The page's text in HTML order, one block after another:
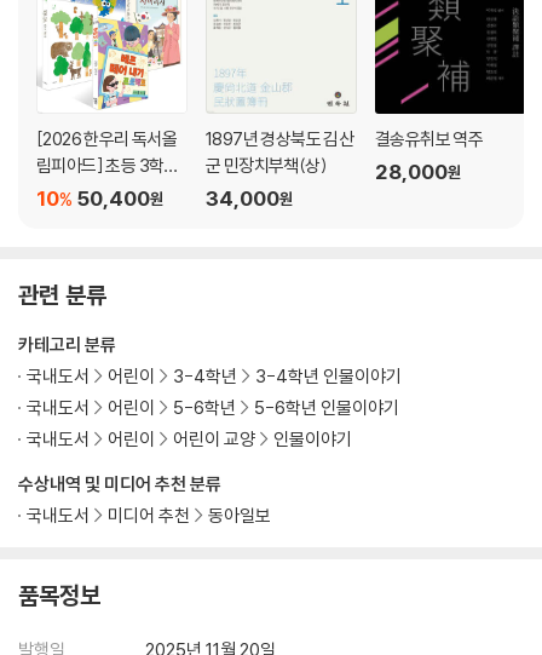
[2026 한우리 독서올
림피아드] 초등 3학년
필독서 세트50,400원
10%
1897년 경상북도 김산
군 민장치부책(상)
34,000원
결송유취보 역주
28,000원
관련 분류
수상내역 및 미디어 추천 분류
국내도서
미디어 추천 동아일보
카테고리 분류
국내도서
어린이 3-4학년
3-4학년 인물이야기
국내도서
어린이 5-6학년
5-6학년 인물이야기
국내도서
어린이 어린이 교양 인물이야기
품목정보
발행일 2025년 11월 20일